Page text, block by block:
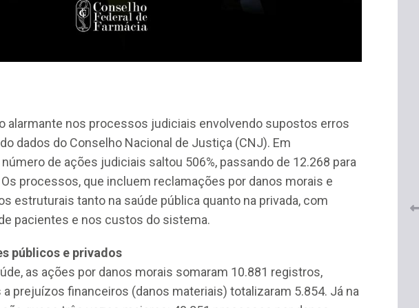
alarmante nos processos judiciais envolvendo supostos erros
dados do Conselho Nacional de Justiça (CNJ). Em
de ações judiciais saltou 506%, passando de 12.268 para
processos, que incluem reclamações por danos morais e
estruturais tanto na saúde pública quanto na privada, com
pacientes e nos custos do sistema.
públicos e privados
as ações por danos morais somaram 10.881 registros,
prejuízos financeiros (danos materiais) totalizaram 5.854. Já na
importância do
em nova resolução
sobre medicamentos à
de 2026
CRF-AL renova parceria com
CRF-SP e garante continuidade
do acesso gratuito à Academia
Virtual de Farmácia
26 de maio de 2026